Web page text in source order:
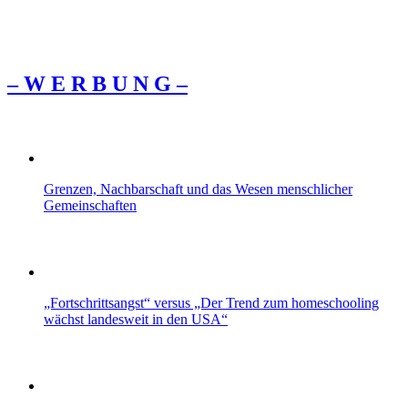
– W Ε R Β U Ν G –
Grenzen, Nachbarschaft und das Wesen menschlicher
Gemeinschaften
„Fortschrittsangst“ versus „Der Trend zum homeschooling
wächst landesweit in den USA“